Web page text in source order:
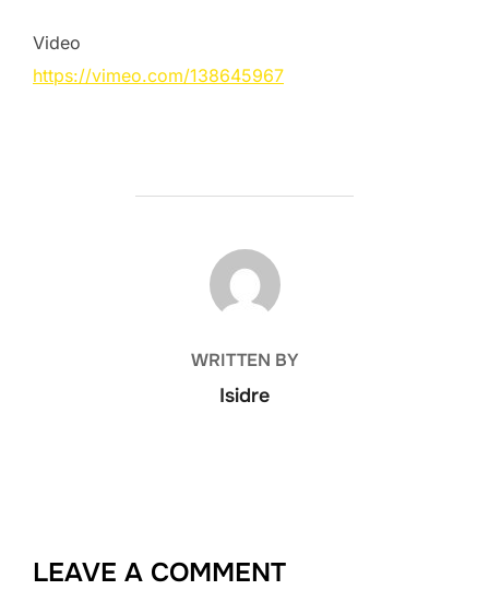
Video
https://vimeo.com/138645967
POST AUTHOR
WRITTEN BY
Isidre
LEAVE A COMMENT